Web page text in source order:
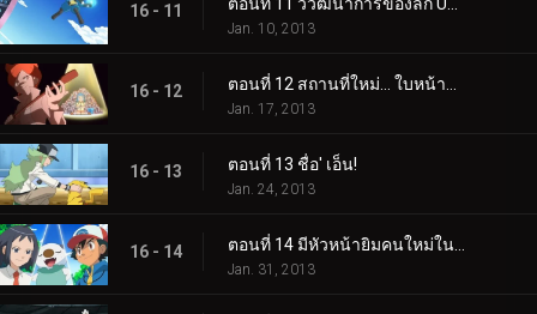
16 - 11
Jan. 10, 2013
16 - 12
Jan. 17, 2013
16 - 13 ตอนที่ 13 ชื่อ' เอ็น!
Jan. 24, 2013
16 - 14
Jan. 31, 2013